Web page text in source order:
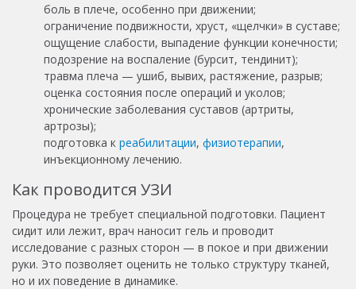
боль в плече, особенно при движении;
ограничение подвижности, хруст, «щелчки» в суставе;
ощущение слабости, выпадение функции конечности;
подозрение на воспаление (бурсит, тендинит);
травма плеча — ушиб, вывих, растяжение, разрыв;
оценка состояния после операций и уколов;
хронические заболевания суставов (артриты,
артрозы);
подготовка к реабилитации, физиотерапии,
инъекционному лечению.
Как проводится УЗИ
Процедура не требует специальной подготовки. Пациент
сидит или лежит, врач наносит гель и проводит
исследование с разных сторон — в покое и при движении
руки. Это позволяет оценить не только структуру тканей,
но и их поведение в динамике.